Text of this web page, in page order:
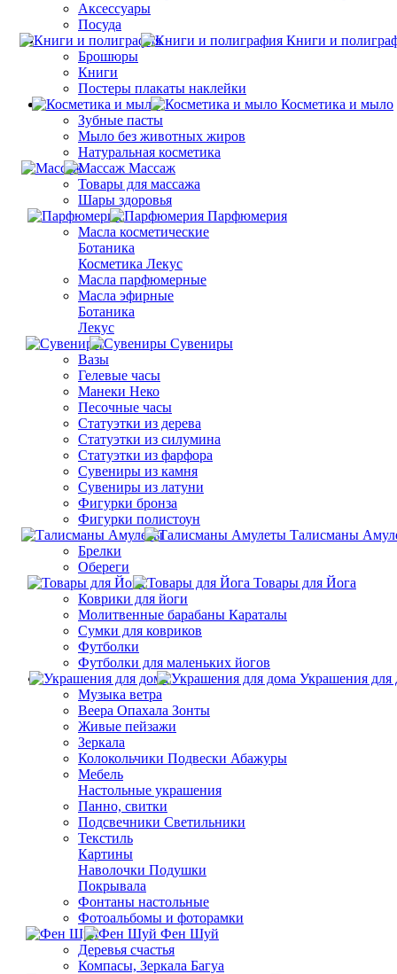
Аксессуары
Посуда
Книги и
Брошюры
Книги
Постеры плакаты наклейки
Косметика и мыло
Зубные пасты
Мыло без животных жиров
Натуральная косметика
Массаж
Товары для массажа
Шары здоровья
Парфюмерия
Масла косметические
Ботаника
Косметика Лекус
Масла парфюмерные
Масла эфирные
Ботаника
Лекус
Сувениры
Вазы
Гелевые часы
Манеки Неко
Песочные часы
Статуэтки из дерева
Статуэтки из силумина
Статуэтки из фарфора
Сувениры из камня
Сувениры из латуни
Фигурки бронза
Фигурки полистоун
Талисманы
Брелки
Обереги
Товары для Йога
Коврики для йоги
Молитвенные барабаны Караталы
Сумки для ковриков
Футболки
Футболки для маленьких йогов
Украшения для
Музыка ветра
Веера Опахала Зонты
Живые пейзажи
Зеркала
Колокольчики Подвески Абажуры
Мебель
Настольные украшения
Панно, свитки
Подсвечники Светильники
Текстиль
Картины
Наволочки Подушки
Покрывала
Фонтаны настольные
Фотоальбомы и фоторамки
Фен Шуй
Деревья счастья
Компасы, Зеркала Багуа